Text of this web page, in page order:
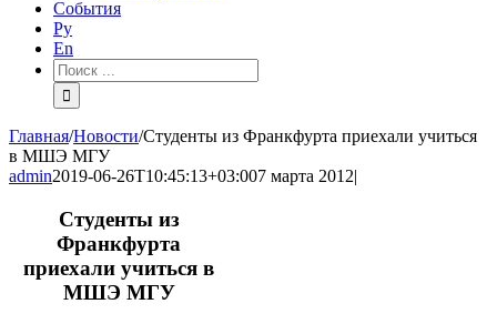
События
Ру
En
Результат
поиска:
Главная/Новости/Студенты из Франкфурта приехали учиться
в МШЭ МГУ
admin2019-06-26T10:45:13+03:007 марта 2012|
Студенты из
Франкфурта
приехали учиться в
МШЭ МГУ